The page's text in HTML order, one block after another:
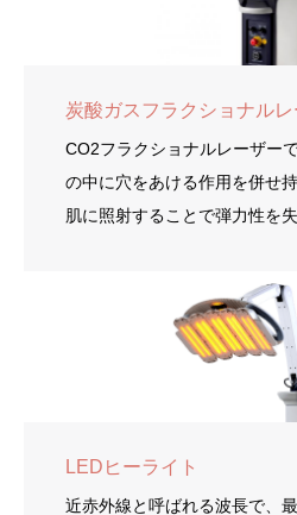
炭酸ガスフラクショナルレ
CO2フラクショナルレーザー
の中に穴をあける作用を併せ
肌に照射することで弾力性を
LEDヒーライト
近赤外線と呼ばれる波長で、